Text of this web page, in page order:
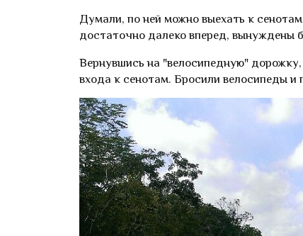
Думали, по ней можно выехать к
достаточно далеко вперед, вынуждены
Вернувшись на "велосипедную"
входа к сенотам. Бросили велосипеды